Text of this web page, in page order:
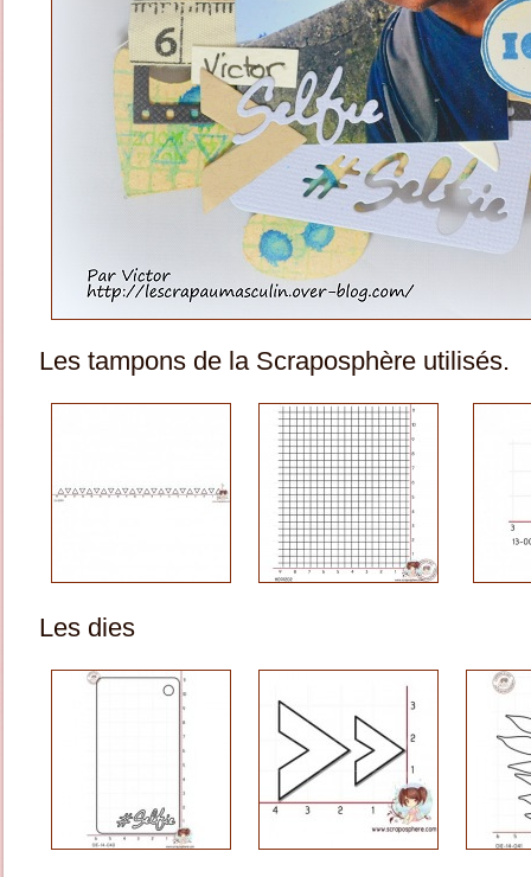
Les tampons de la Scraposphère utilisés.
Les dies